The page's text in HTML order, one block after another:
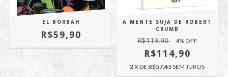
EL BORBAH
R$59,90
A MENTE SUJA DE ROBERT
CRUMB
R$119,90 4% OFF
R$114,90
2X DE R$57,45SEM JUROS